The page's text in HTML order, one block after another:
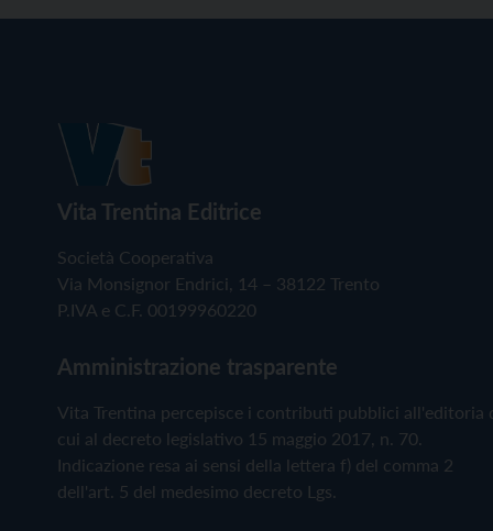
Vita Trentina Editrice
Società Cooperativa
Via Monsignor Endrici, 14 – 38122 Trento
P.IVA e C.F. 00199960220
Amministrazione trasparente
Vita Trentina percepisce i contributi pubblici all'editoria
cui al decreto legislativo 15 maggio 2017, n. 70.
Indicazione resa ai sensi della lettera f) del comma 2
dell'art. 5 del medesimo decreto Lgs.